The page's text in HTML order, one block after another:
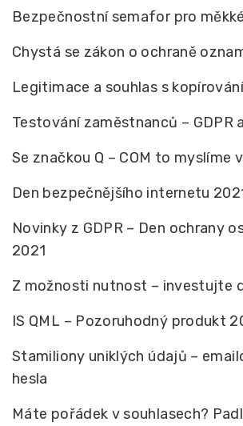
Bezpečnostní semafor pro
Chystá se zákon o ochraně
Legitimace a souhlas s
Testování zaměstnanců – GDPR
Se značkou Q – COM to myslíme
Den bezpečnějšího internetu
Novinky z GDPR – Den ochrany
2021
Z možnosti nutnost – investujte
IS QML – Pozoruhodný produkt
Stamiliony uniklých údajů –
hesla
Máte pořádek v souhlasech?